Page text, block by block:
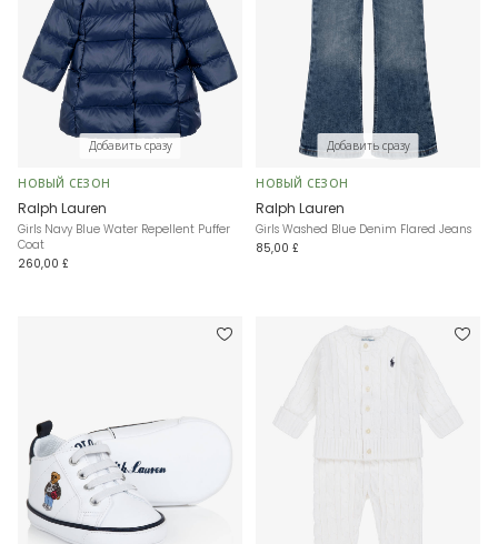
Добавить сразу
НОВЫЙ СЕЗОН
Ralph Lauren
Girls Navy Blue Water Repellent Puffer
Coat
260,00 £
Добавить сразу
НОВЫЙ СЕЗОН
Ralph Lauren
Girls Washed Blue Denim Flared Jeans
85,00 £